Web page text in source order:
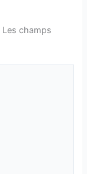
Les champs